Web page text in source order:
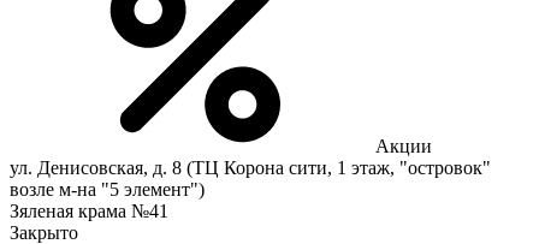
Акции
ул. Денисовская, д. 8 (ТЦ Корона сити, 1 этаж, "островок"
возле м-на "5 элемент")
Зяленая крама №41
Закрыто